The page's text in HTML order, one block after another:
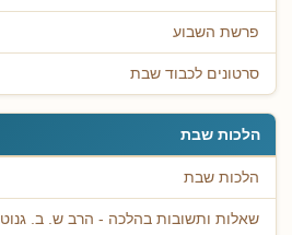
פרשת השבוע
סרטונים לכבוד שבת
הלכות שבת
הלכות שבת
שאלות ותשובות בהלכה - הרב ש. ב. גנוט